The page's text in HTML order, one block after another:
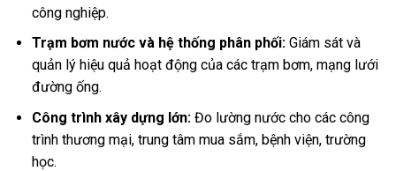
công nghiệp.
Trạm bơm nước và hệ thống phân phối:Giám sát và
quản lý hiệu quả hoạt động của các trạm bơm, mạng lưới
đường ống.
Công trình xây dựng lớn:Đo lường nước cho các công
trình thương mại, trung tâm mua sắm, bệnh viện, trường
học.